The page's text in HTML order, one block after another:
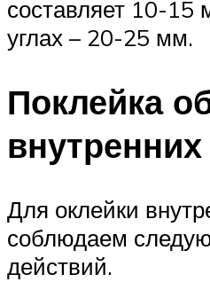
составляет 10-15
углах – 20-25 мм.
Поклейка
внутренних
Для оклейки
соблюдаем
действий.